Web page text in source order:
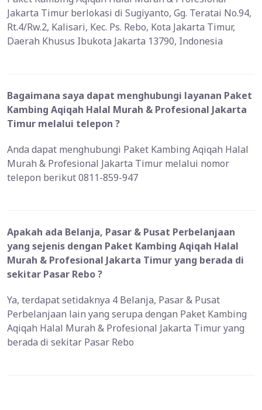
Jakarta Timur berlokasi di Sugiyanto, Gg. Teratai No.94,
Rt.4/Rw.2, Kalisari, Kec. Ps. Rebo, Kota Jakarta Timur,
Daerah Khusus Ibukota Jakarta 13790, Indonesia
Bagaimana saya dapat menghubungi layanan Paket
Kambing Aqiqah Halal Murah & Profesional Jakarta
Timur melalui telepon ?
Anda dapat menghubungi Paket Kambing Aqiqah Halal
Murah & Profesional Jakarta Timur melalui nomor
telepon berikut 0811-859-947
Apakah ada Belanja, Pasar & Pusat Perbelanjaan
yang sejenis dengan Paket Kambing Aqiqah Halal
Murah & Profesional Jakarta Timur yang berada di
sekitar Pasar Rebo ?
Ya, terdapat setidaknya 4 Belanja, Pasar & Pusat
Perbelanjaan lain yang serupa dengan Paket Kambing
Aqiqah Halal Murah & Profesional Jakarta Timur yang
berada di sekitar Pasar Rebo